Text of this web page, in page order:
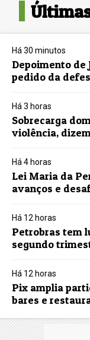
Há 30 minutos
Depoimento de
pedido da
Há 3 horas
Sobrecarga
violência,
Há 4 horas
Lei Maria da
avanços e
Há 12 horas
Petrobras tem
segundo
Há 12 horas
Pix amplia
bares e